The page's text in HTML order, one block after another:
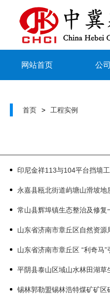
网站首页 公
首页 > 工程实例
印尼金祥113与104平台挡墙
永嘉县瓯北街道屿塘山滑坡地
常山县辉埠镇生态整治及修复
山东省济南市章丘区自然资
山东省济南市章丘区 “利奇马
平阴县泰山区域山水林田湖草
锡林郭勒盟锡林浩特煤矿矿